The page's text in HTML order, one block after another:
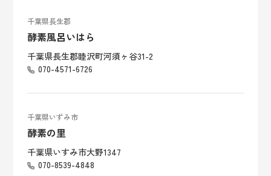
千葉県長生郡
酵素風呂いはら
千葉県長生郡睦沢町河須ヶ谷31-2
070-4571-6726
千葉県いずみ市
酵素の里
千葉県いすみ市大野1347
070-8539-4848